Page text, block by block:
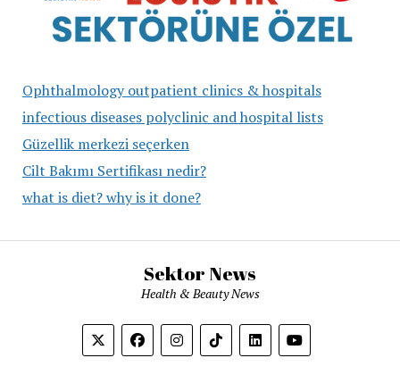
Ophthalmology outpatient clinics & hospitals
infectious diseases polyclinic and hospital lists
Güzellik merkezi seçerken
Cilt Bakımı Sertifikası nedir?
what is diet? why is it done?
Sektor News
Health & Beauty News